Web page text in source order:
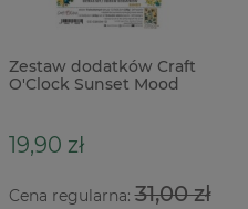
Zestaw dodatków Craft
O'Clock Sunset Mood
19,90 zł
Cena regularna:31,00 zł